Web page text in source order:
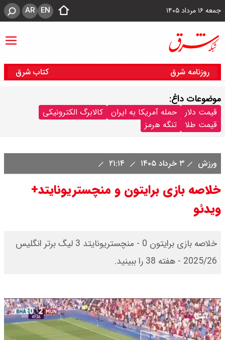
جمعه ۱۶ مرداد ۱۴۰۵ EN
AR
روزنامه شرق کتاب شرق
موضوعات داغ:
قیمت دلار حمله آمریکا به ایران
کالابرگ الکترونیکی
قیمت طلا
تنگه هرمز
ورزش ۳ خرداد ۱۴۰۵
خلاصه بازی برایتون و منچستریونایتد+
ویدئو
خلاصه بازی برایتون 0 - منچستریونایتد 3 لیگ برتر انگلیس
2025/26 - هفته 38 را ببینید.